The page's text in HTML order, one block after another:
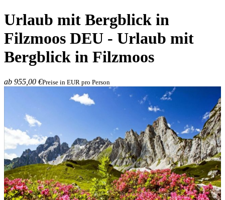
Urlaub mit Bergblick in
Filzmoos DEU - Urlaub mit
Bergblick in Filzmoos
ab 955,00 €Preise in EUR pro Person